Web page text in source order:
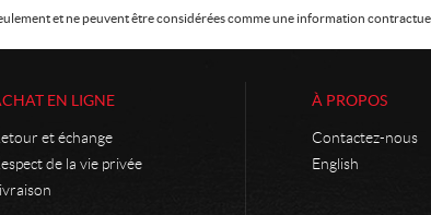
et ne peuvent être considérées comme une information
EN LIGNE
et échange
de la vie privée
À PROPOS
Contactez-nous
English